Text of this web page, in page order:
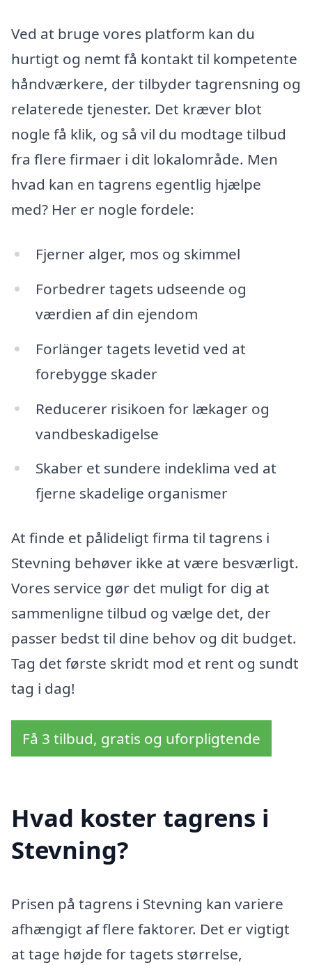
Ved at bruge vores platform kan du
hurtigt og nemt få kontakt til kompetente
håndværkere, der tilbyder tagrensning og
relaterede tjenester. Det kræver blot
nogle få klik, og så vil du modtage tilbud
fra flere firmaer i dit lokalområde. Men
hvad kan en tagrens egentlig hjælpe
med? Her er nogle fordele:
Fjerner alger, mos og skimmel
Forbedrer tagets udseende og
værdien af din ejendom
Forlänger tagets levetid ved at
forebygge skader
Reducerer risikoen for lækager og
vandbeskadigelse
Skaber et sundere indeklima ved at
fjerne skadelige organismer
At finde et pålideligt firma til tagrens i
Stevning behøver ikke at være besværligt.
Vores service gør det muligt for dig at
sammenligne tilbud og vælge det, der
passer bedst til dine behov og dit budget.
Tag det første skridt mod et rent og sundt
tag i dag!
Få 3 tilbud, gratis og uforpligtende
Hvad koster tagrens i
Stevning?
Prisen på tagrens i Stevning kan variere
afhængigt af flere faktorer. Det er vigtigt
at tage højde for tagets størrelse,